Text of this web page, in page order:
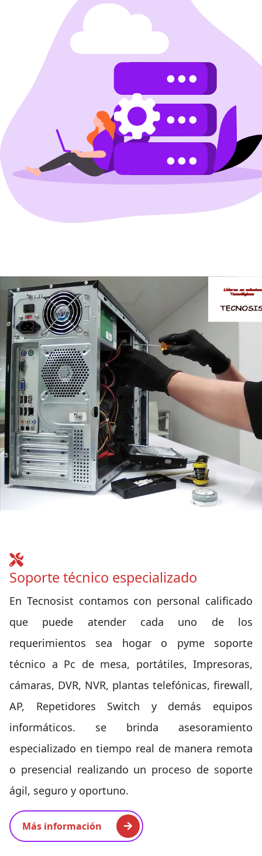
Soporte técnico especializado
En Tecnosist contamos con personal calificado
que puede atender cada uno de los
requerimientos sea hogar o pyme soporte
técnico a Pc de mesa, portátiles, Impresoras,
cámaras, DVR, NVR, plantas telefónicas, firewall,
AP, Repetidores Switch y demás equipos
informáticos. se brinda asesoramiento
especializado en tiempo real de manera remota
o presencial realizando un proceso de soporte
ágil, seguro y oportuno.
Más información